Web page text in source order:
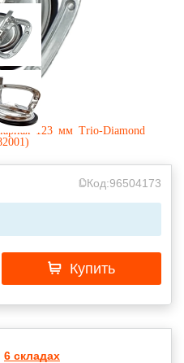
Код:96504173
Купить
6 складах